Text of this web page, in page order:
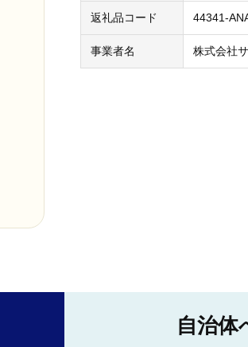
返礼品コード 44341-
事業者名 株式会社
自治体